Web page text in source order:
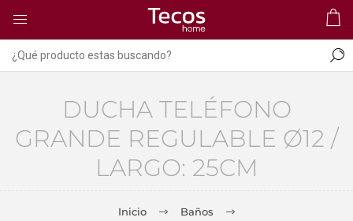
DUCHA TELÉFONO
GRANDE REGULABLE Ø12 /
LARGO: 25CM
Inicio
Baños